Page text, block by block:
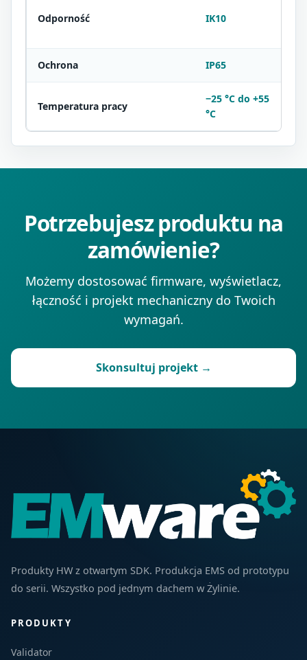
Odporność IK10
Ochrona IP65
Temperatura pracy
−25 °C do +55
°C
Potrzebujesz produktu na
zamówienie?
Możemy dostosować firmware, wyświetlacz,
łączność i projekt mechaniczny do Twoich
wymagań.
Skonsultuj projekt →
Produkty HW z otwartym SDK. Produkcja EMS od prototypu
do serii. Wszystko pod jednym dachem w Żylinie.
PRODUKTY
Validator